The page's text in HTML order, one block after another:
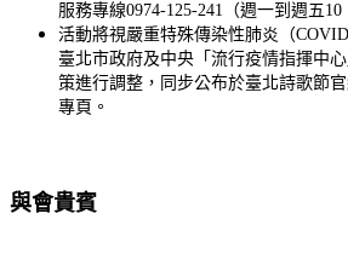
服務專線0974-125-241（週一到週五10
活動將視嚴重特殊傳染性肺炎（
臺北市政府及中央「流行疫情指揮中
策進行調整，同步公布於臺北詩歌節
專頁。
與會貴賓